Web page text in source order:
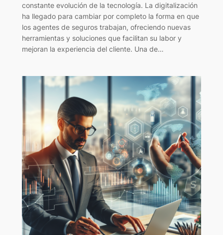
constante evolución de la tecnología. La digitalización
ha llegado para cambiar por completo la forma en que
los agentes de seguros trabajan, ofreciendo nuevas
herramientas y soluciones que facilitan su labor y
mejoran la experiencia del cliente. Una de…